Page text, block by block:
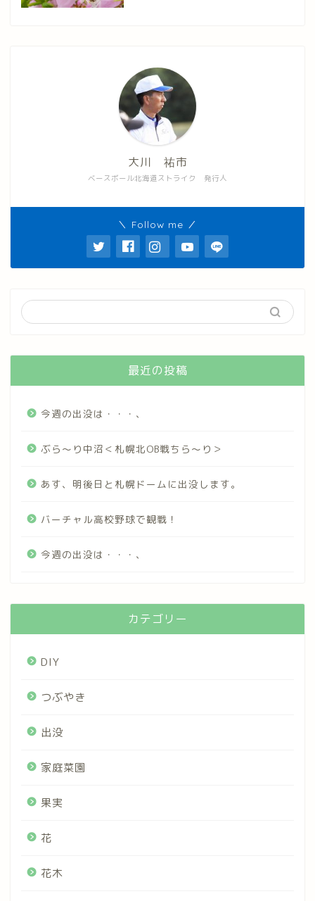
ベースボール北海道ストライク 発行人
大川 祐市
＼ Follow me ／
最近の投稿
今週の出没は・・・、
ぶら～り中沼＜札幌北OB戦ちら～り＞
あす、明後日と札幌ドームに出没します。
バーチャル高校野球で観戦！
今週の出没は・・・、
カテゴリー
DIY
つぶやき
出没
家庭菜園
果実
花
花木